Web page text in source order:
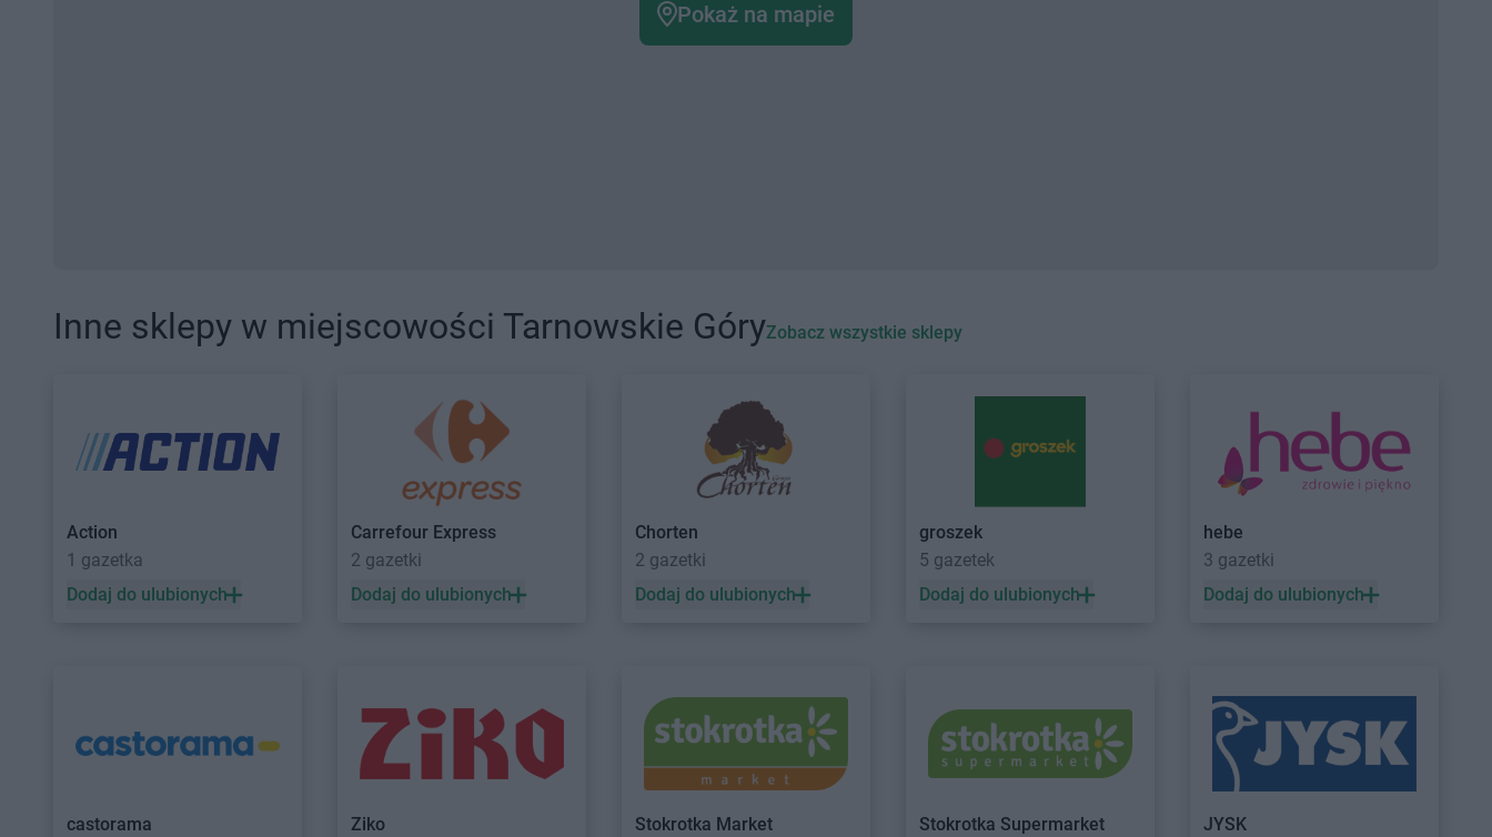
Pokaż na mapie
Inne sklepy w miejscowości Tarnowskie GóryZobacz wszystkie sklepy
Action
1 gazetka
Dodaj do ulubionych
Carrefour Express
2 gazetki
Dodaj do ulubionych
Chorten
2 gazetki
Dodaj do ulubionych
groszek
5 gazetek
Dodaj do ulubionych
hebe
3 gazetki
Dodaj do ulubionych
castorama
Ziko
Stokrotka Market
Stokrotka Supermarket
JYSK